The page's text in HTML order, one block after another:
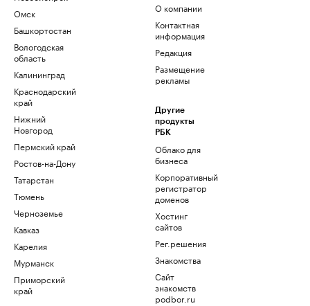
Омск
Башкортостан
Вологодская
область
Калининград
Краснодарский
край
Нижний
Новгород
Пермский край
Ростов-на-Дону
Татарстан
Тюмень
Черноземье
Кавказ
Карелия
Мурманск
Приморский
край
О компании
Контактная
информация
Редакция
Размещение
рекламы
Другие
продукты
РБК
Облако для
бизнеса
Корпоративный
регистратор
доменов
Хостинг
сайтов
Рег.решения
Знакомства
Сайт
знакомств
podbor.ru